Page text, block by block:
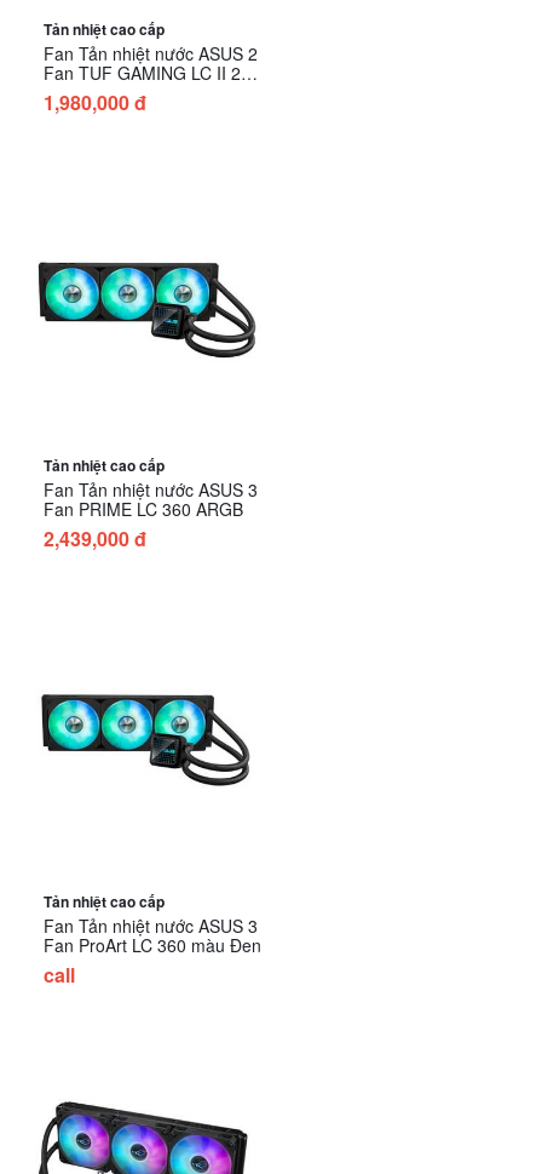
Tản nhiệt cao cấp
Fan Tản nhiệt nước ASUS 2
Fan TUF GAMING LC II 240
ARGB
1,980,000 đ
Tản nhiệt cao cấp
Fan Tản nhiệt nước ASUS 3
Fan PRIME LC 360 ARGB
2,439,000 đ
Tản nhiệt cao cấp
Fan Tản nhiệt nước ASUS 3
Fan ProArt LC 360 màu Đen
call